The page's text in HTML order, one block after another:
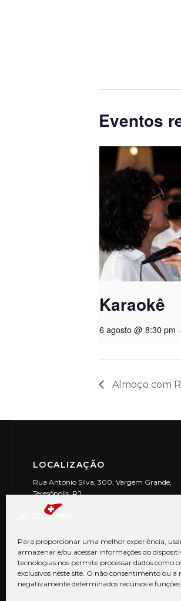
Para proporcionar uma melhor experiência,
armazenar e/ou acessar informações do
tecnologias nos permite processar dados como
exclusivos neste site. O não consentimento ou
negativamente determinados recursos e funções.
Eventos
Karaokê
6 agosto @ 8:30 pm -
Almoço com
LOCALIZAÇÃO
Rua Antonio Silva, 300, Vargem Grande,
Teresópolis, RJ
CEP: 25990-150
© Copyright 2026 Le Canton. Todos os